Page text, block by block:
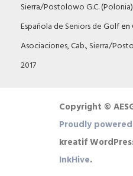
Sierra/Postolowo G.C.
Española de Seniors de Golfen
Asociaciones, Cab., Sierra/
2017
Copyright ©
Proudly
kreatif
InkHive.